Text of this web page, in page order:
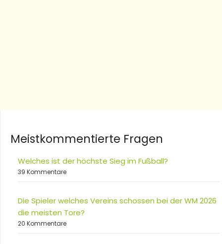
Meistkommentierte Fragen
Welches ist der höchste Sieg im Fußball?
39 Kommentare
Die Spieler welches Vereins schossen bei der WM 2026
die meisten Tore?
20 Kommentare